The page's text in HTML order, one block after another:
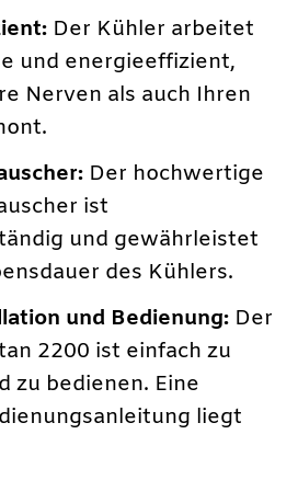
Der Kühler arbeitet
und energieeffizient,
Nerven als auch Ihren
Der hochwertige
ist
und gewährleistet
des Kühlers.
und Bedienung: Der
2200 ist einfach zu
zu bedienen. Eine
liegt